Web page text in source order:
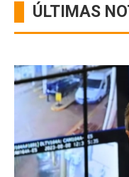
ÚLTIMAS